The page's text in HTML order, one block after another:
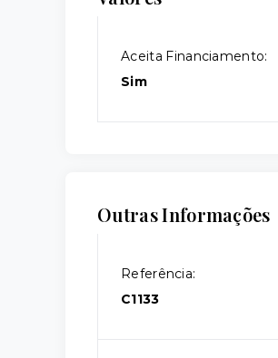
Aceita Financiamento:
Sim
Outras Informações
Referência:
C1133